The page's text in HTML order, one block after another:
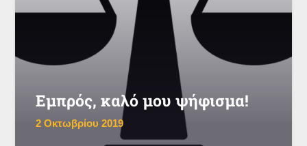
Εμπρός, καλό μου ψήφισμα!
2 Οκτωβρίου 2019